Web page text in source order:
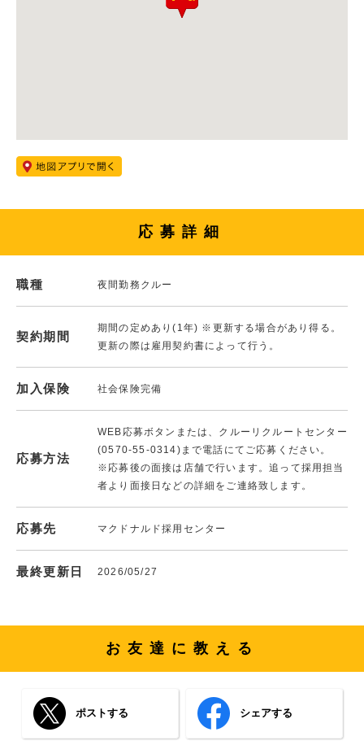
応募詳細
職種 夜間勤務クルー
契約期間
期間の定めあり(1年) ※更新する場合があり得る。
更新の際は雇用契約書によって行う。
加入保険 社会保険完備
応募方法
WEB応募ボタンまたは、クルーリクルートセンター
(0570-55-0314)まで電話にてご応募ください。
※応募後の面接は店舗で行います。追って採用担当
者より面接日などの詳細をご連絡致します。
応募先 マクドナルド採用センター
最終更新日 2026/05/27
お友達に教える
ポストする シェアする